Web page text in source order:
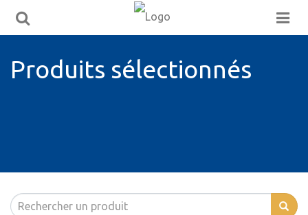
Produits sélectionnés